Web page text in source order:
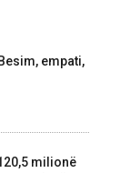
empati,
milionë